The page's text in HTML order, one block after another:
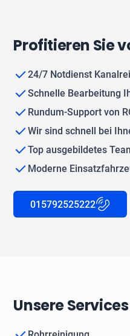
Profitieren Sie
24/7 Notdienst
Schnelle Bearbeitung
Rundum-Support von
Wir sind schnell bei
Top ausgebildetes
Moderne
015792525222
Unsere